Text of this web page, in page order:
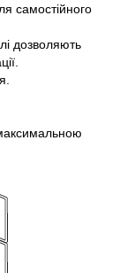
самостійного
дозволяють